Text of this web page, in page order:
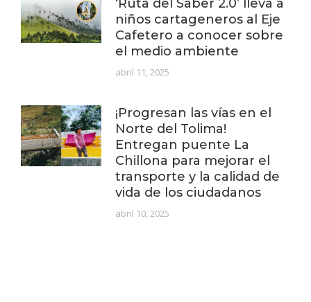
‘Ruta del Saber 2.0’ lleva a
niños cartageneros al Eje
Cafetero a conocer sobre
el medio ambiente
abril 11, 2025
¡Progresan las vías en el
Norte del Tolima!
Entregan puente La
Chillona para mejorar el
transporte y la calidad de
vida de los ciudadanos
abril 10, 2025